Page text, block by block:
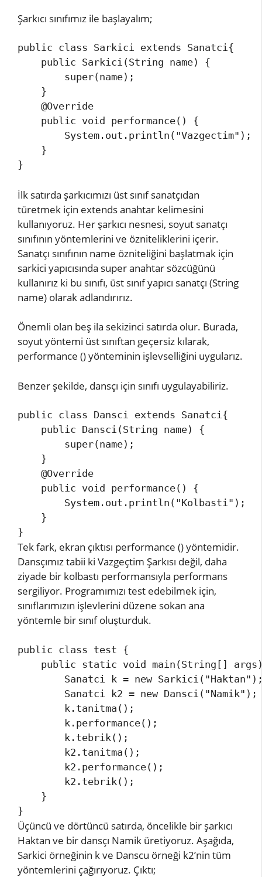
Şarkıcı sınıfımız ile başlayalım;
public class Sarkici extends Sanatci{
    public Sarkici(String name) {
        super(name);
    }
    @Override
    public void performance() {
    }
}
İlk satırda şarkıcımızı üst sınıf sanatçıdan
türetmek için extends anahtar kelimesini
kullanıyoruz. Her şarkıcı nesnesi, soyut sanatçı
sınıfının yöntemlerini ve özniteliklerini içerir.
Sanatçı sınıfının name özniteliğini başlatmak için
sarkici yapıcısında super anahtar sözcüğünü
kullanırız ki bu sınıfı, üst sınıf yapıcı sanatçı (String
name) olarak adlandırırız.
Önemli olan beş ila sekizinci satırda olur. Burada,
soyut yöntemi üst sınıftan geçersiz kılarak,
performance () yönteminin işlevselliğini uygularız.
Benzer şekilde, dansçı için sınıfı uygulayabiliriz.
public class Dansci extends Sanatci{
    public Dansci(String name) {
        super(name);
    }
    @Override
    public void performance() {
    }
}
Tek fark, ekran çıktısı performance () yöntemidir.
Dansçımız tabii ki Vazgeçtim Şarkısı değil, daha
ziyade bir kolbastı performansıyla performans
sergiliyor. Programımızı test edebilmek için,
sınıflarımızın işlevlerini düzene sokan ana
yöntemle bir sınıf oluşturduk.
public class test {
public static void main(String[]
Sanatci k = new
Sanatci k2 = new
        k.tanitma();
        k.performance();
        k.tebrik();
        k2.tanitma();
        k2.performance();
        k2.tebrik();
    }
}
Üçüncü ve dörtüncü satırda, öncelikle bir şarkıcı
Haktan ve bir dansçı Namik üretiyoruz. Aşağıda,
Sarkici örneğinin k ve Danscu örneği k2’nin tüm
yöntemlerini çağırıyoruz. Çıktı;